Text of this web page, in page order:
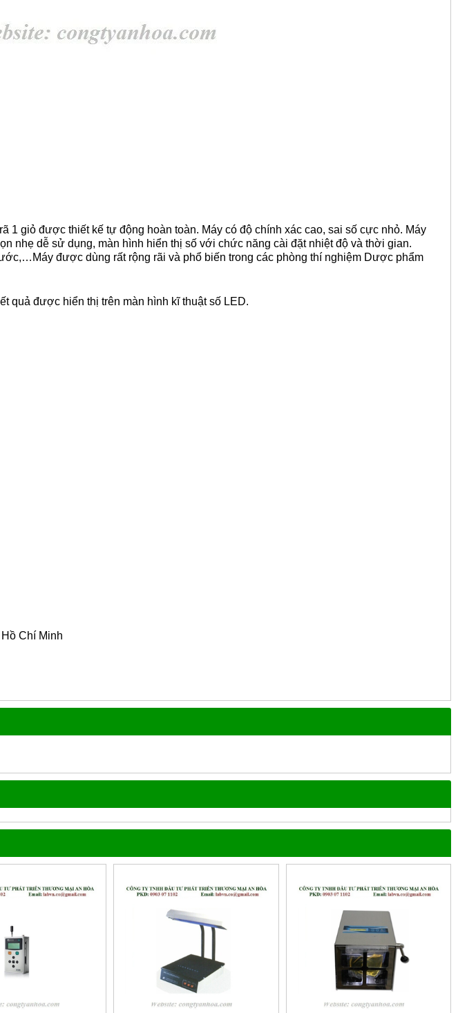
1 giỏ được thiết kế tự động hoàn toàn. Máy có độ chính xác cao, sai số cực nhỏ. Máy
nhẹ dễ sử dụng, màn hình hiển thị số với chức năng cài đặt nhiệt độ và thời gian.
được dùng rất rộng rãi và phổ biến trong các phòng thí nghiệm Dược phẩm
quả được hiển thị trên màn hình kĩ thuật số LED.
Chí Minh